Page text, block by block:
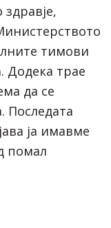
тимови
Додека трае
да се
Последата
ја имавме
помал